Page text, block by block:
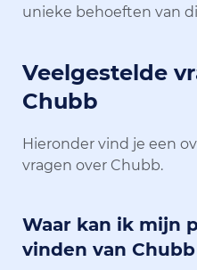
unieke behoeften van
Veelgestelde
Chubb
Hieronder vind je een
vragen over Chubb.
Waar kan ik mijn
vinden van